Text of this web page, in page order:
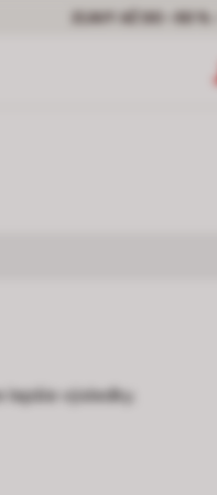
ZĽAVY AŽ DO -50 % -
lepšie výsledky.